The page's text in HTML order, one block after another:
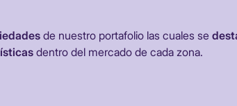
de nuestro portafolio las cuales se
dentro del mercado de cada zona.